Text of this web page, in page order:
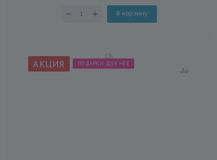
В корзину
АКЦИЯ ПОДАРКИ ДЛЯ НЕЕ